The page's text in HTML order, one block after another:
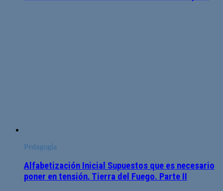
Pedagogía
Alfabetización Inicial Supuestos que es necesario
poner en tensión. Tierra del Fuego. Parte II